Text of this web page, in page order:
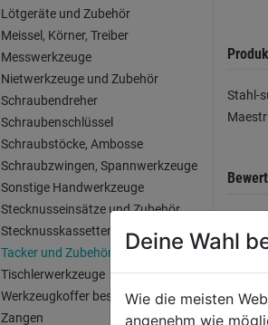
Lötgeräte und Zubehör
Meissel, Körner, Treiber
Messwerkzeuge
Nietwerkzeuge und Zubehör
Schraubendreher
Schraubenschlüssel
Schraubstöcke, Ambosse
Schraubzwingen, Spannwerkzeuge
Sonstige Handwerkzeuge
Stecknusseinsätze und Zubehör
Stecknusskassetten
Tacker und Zubehör
Tischlerwerkzeuge
Werkzeugkoffer bestückt
Zangen
Stahl-
Deine Wahl
Wie die meisten
angenehm wie